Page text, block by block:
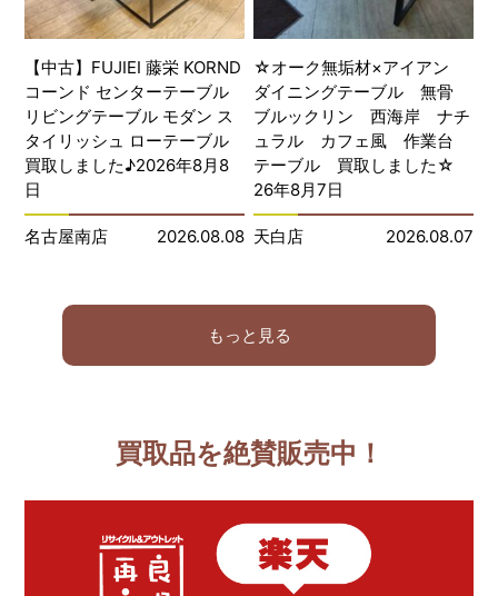
【中古】FUJIEI 藤栄 KORND
コーンド センターテーブル
リビングテーブル モダン ス
タイリッシュ ローテーブル
買取しました♪2026年8月8
日
名古屋南店 2026.08.08
☆オーク無垢材×アイアン
ダイニングテーブル 無骨
ブルックリン 西海岸 ナチ
ュラル カフェ風 作業台
テーブル 買取しました☆
26年8月7日
天白店 2026.08.07
もっと見る
買取品を絶賛販売中！